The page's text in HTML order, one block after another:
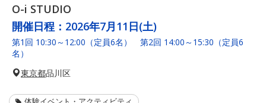
O-i STUDIO
開催日程： 2026年7月11日(土)
第1回 10:30～12:00（定員6名） 第2回 14:00～15:30（定員6
名）
東京都品川区